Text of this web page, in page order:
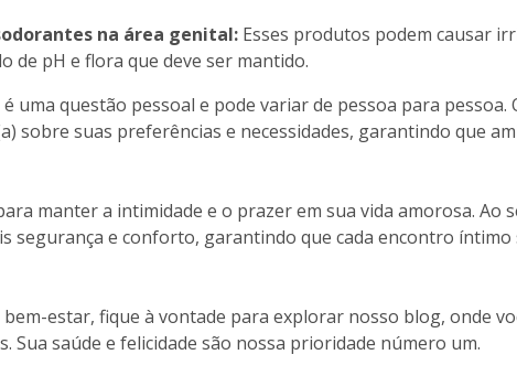
na área genital: Esses produtos podem causar
de pH e flora que deve ser mantido.
uma questão pessoal e pode variar de pessoa para pessoa.
sobre suas preferências e necessidades, garantindo que
manter a intimidade e o prazer em sua vida amorosa. Ao
segurança e conforto, garantindo que cada encontro íntimo
estar, fique à vontade para explorar nosso blog, onde
Sua saúde e felicidade são nossa prioridade número um.